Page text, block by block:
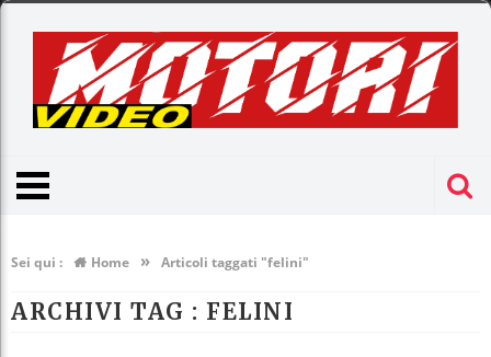
Sei qui : Home » Articoli taggati "felini"
ARCHIVI TAG : FELINI